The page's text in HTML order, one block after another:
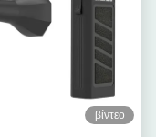
βίντεο